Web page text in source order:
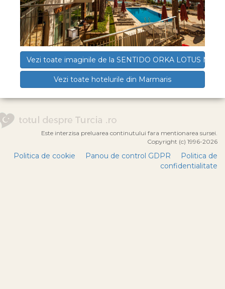
Vezi toate imaginile de la SENTIDO ORKA LOTUS
Vezi toate hotelurile din Marmaris
Este interzisa preluarea continutului fara mentionarea sursei.
Copyright (c) 1996-2026
Politica de cookie Panou de control GDPR
Politica de
confidentialitate